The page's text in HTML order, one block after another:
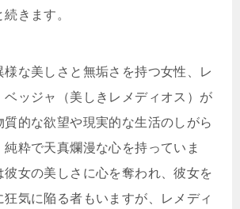
きます。
様な美しさと無垢さを持つ女性、レ
ベッジャ（美しきレメディオス）が
質的な欲望や現実的な生活のしがら
粋で天真爛漫な心を持っていま
彼女の美しさに心を奪われ、彼女を
気に陥る者もいますが、レメディ